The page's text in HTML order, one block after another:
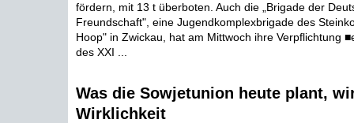
fördern, mit 13 t überboten. Auch die „Brigade der
Freundschaft", eine Jugendkomplexbrigade des
Hoop" in Zwickau, hat am Mittwoch ihre Verpflichtung
des XXI ...
Was die Sowjetunion heute plant,
Wirklichkeit